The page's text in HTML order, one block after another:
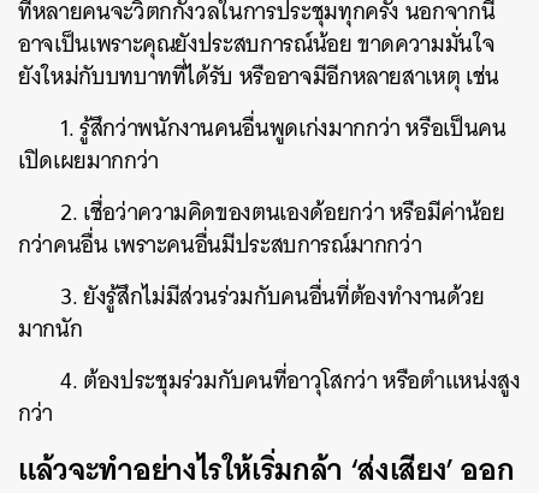
ที่หลายคนจะวิตกกังวลในการประชุมทุกครั้ง นอกจากนี้
อาจเป็นเพราะคุณยังประสบการณ์น้อย ขาดความมั่นใจ
ยังใหม่กับบทบาทที่ได้รับ หรืออาจมีอีกหลายสาเหตุ เช่น
1. รู้สึกว่าพนักงานคนอื่นพูดเก่งมากกว่า หรือเป็นคน
เปิดเผยมากกว่า
2. เชื่อว่าความคิดของตนเองด้อยกว่า หรือมีค่าน้อย
กว่าคนอื่น เพราะคนอื่นมีประสบการณ์มากกว่า
3. ยังรู้สึกไม่มีส่วนร่วมกับคนอื่นที่ต้องทำงานด้วย
มากนัก
4. ต้องประชุมร่วมกับคนที่อาวุโสกว่า หรือตำแหน่งสูง
กว่า
แล้วจะทำอย่างไรให้เริ่มกล้า ‘ส่งเสียง’ ออก
SHARE TWEET LINE EMAIL